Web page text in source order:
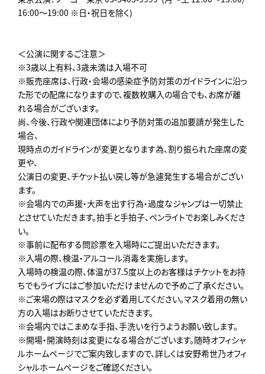
16:00～19:00 ※日・祝日を除く)
＜公演に関するご注意＞
※3歳以上有料、3歳未満は入場不可
※販売座席は、行政・会場の感染症予防対策のガイドラインに沿っ
た形での配席になりますので、複数枚購入の場合でも、お席が離
れる場合がございます。
尚、今後、行政や関連団体により予防対策の追加要請が発生した
場合、
現時点のガイドラインが変更となります為、割り振られた座席の変
更や、
公演日の変更、チケット払い戻し等が急遽発生する場合がござい
ます。
※会場内での声援・大声を出す行為・過度なジャンプは一切禁止
とさせていただきます。拍手と手拍子、ペンライトでお楽しみくださ
い。
※事前に配布する問診票を入場時にご提出いただきます。
※入場の際、検温・アルコール消毒を実施します。
入場時の検温の際、体温が37.5度以上のお客様はチケットをお持
ちでもライブにはご参加いただけませんので予めご了承ください。
※ご来場の際はマスクを必ず着用してください。マスク着用の無い
方の入場はお断りさせていただきます。
※会場内ではこまめな手指、手洗いを行うようお願い致します。
※開場・開演時刻は変更になる場合がございます。随時オフィシャ
ルホームページでご案内致しますので、詳しくは安野希世乃オフィ
シャルホームページをご確認ください。